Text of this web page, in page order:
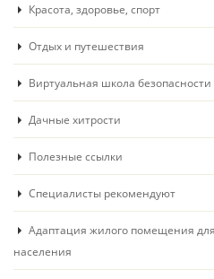
Красота, здоровье, спорт
Отдых и путешествия
Виртуальная школа безопасности
Дачные хитрости
Полезные ссылки
Специалисты рекомендуют
Адаптация жилого помещения
населения